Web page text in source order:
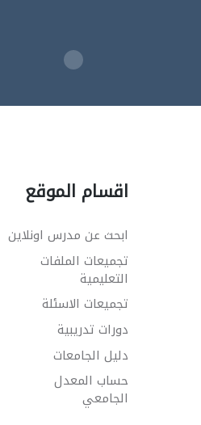
اقسام الموقع
ابحث عن مدرس اونلاين
تجميعات الملفات
التعليمية
تجميعات الاسئلة
دورات تدريبية
دليل الجامعات
حساب المعدل
الجامعي